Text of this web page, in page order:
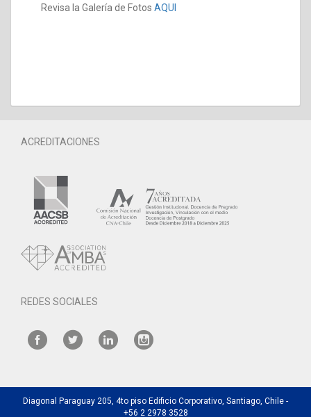
Revisa la Galería de Fotos AQUI
ACREDITACIONES
REDES SOCIALES
Diagonal Paraguay 205, 4to piso Edificio Corporativo, Santiago, Chile -
+56 2 2978 3528